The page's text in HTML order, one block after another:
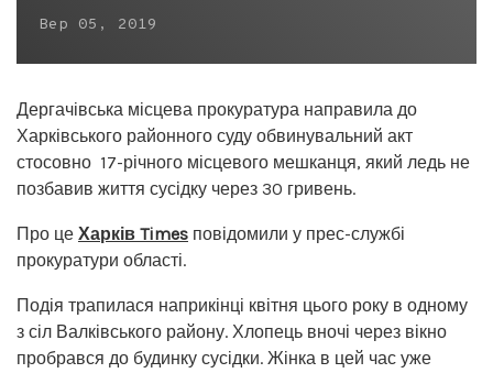
Вер 05, 2019
Дергачівська місцева прокуратура направила до
Харківського районного суду обвинувальний акт
стосовно 17-річного місцевого мешканця, який ледь не
позбавив життя сусідку через 30 гривень.
Про це Харків Times повідомили у прес-службі
прокуратури області.
Подія трапилася наприкінці квітня цього року в одному
з сіл Валківського району. Хлопець вночі через вікно
пробрався до будинку сусідки. Жінка в цей час уже